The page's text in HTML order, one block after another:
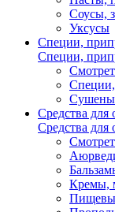
Соусы,
Уксусы
Специи,
Специи,
Специи,
Средства для
Средства для
Кремы,